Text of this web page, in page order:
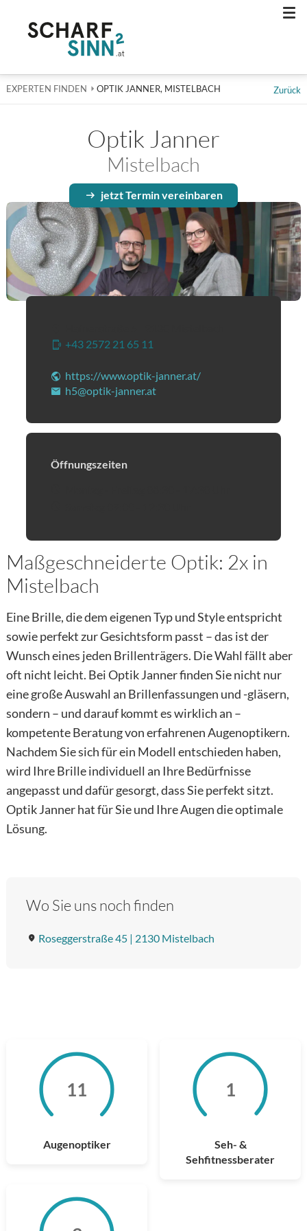
EXPERTEN FINDEN AKTUELL: OPTIK JANNER, MISTELBACH
OPTIK JANNER, MISTELBACH Zurück
Optik Janner
Mistelbach
jetzt Termin vereinbaren
+43 2572 21 65 11
https://www.optik-janner.at/
h5@optik-janner.at
Öffnungszeiten
Maßgeschneiderte Optik: 2x in
Mistelbach
Eine Brille, die dem eigenen Typ und Style entspricht
sowie perfekt zur Gesichtsform passt – das ist der
Wunsch eines jeden Brillenträgers. Die Wahl fällt aber
oft nicht leicht. Bei Optik Janner finden Sie nicht nur
eine große Auswahl an Brillenfassungen und -gläsern,
sondern – und darauf kommt es wirklich an –
kompetente Beratung von erfahrenen Augenoptikern.
Nachdem Sie sich für ein Modell entschieden haben,
wird Ihre Brille individuell an Ihre Bedürfnisse
angepasst und dafür gesorgt, dass Sie perfekt sitzt.
Optik Janner hat für Sie und Ihre Augen die optimale
Lösung.
Wo Sie uns noch finden
Roseggerstraße 45 | 2130 Mistelbach
11
11
Augenoptiker
1
1
Seh- &
Sehfitnessberater